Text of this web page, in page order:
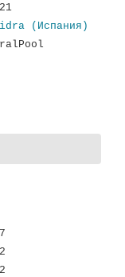
(Испания)